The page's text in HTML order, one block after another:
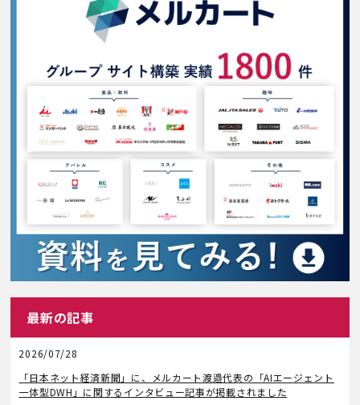
最新の記事
2026/07/28
「日本ネット経済新聞」に、メルカート渡邉代表の「AIエージェント
一体型DWH」に関するインタビュー記事が掲載されました